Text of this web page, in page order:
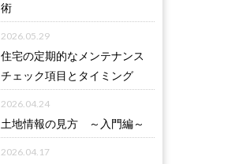
術
2026.05.29
住宅の定期的なメンテナンス
チェック項目とタイミング
2026.04.24
土地情報の見方 ～入門編～
2026.04.17